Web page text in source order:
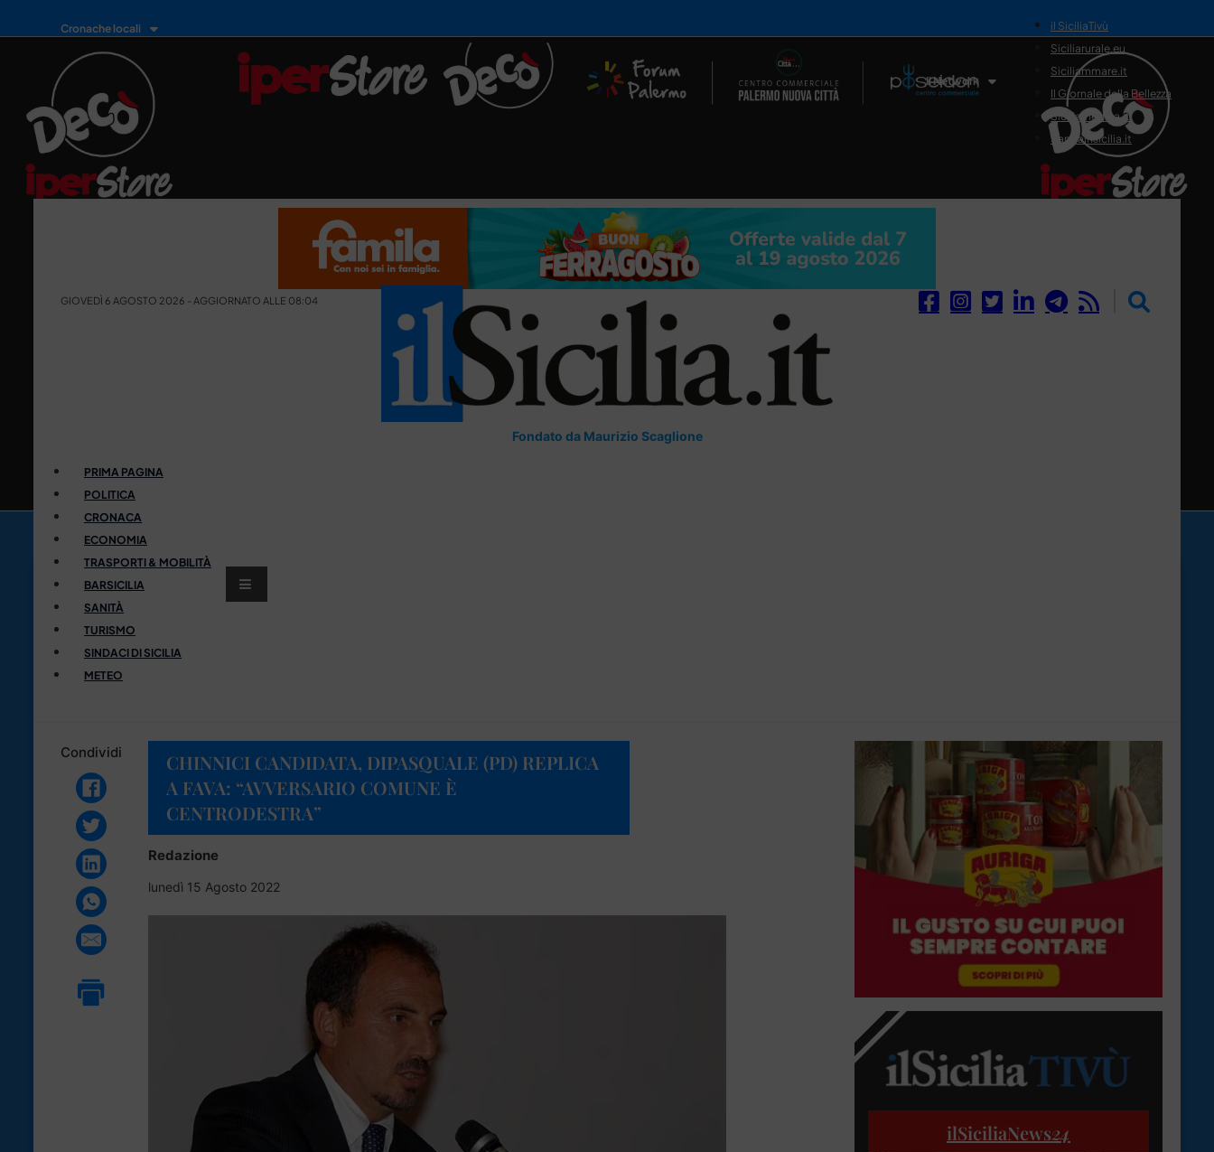
Cronache locali
Il Network
il SiciliaTivù
Siciliarurale.eu
Siciliammare.it
Il Giornale della Bellezza
Siciliamedica.it
Sanitainsicilia.it
GIOVEDÌ 6 AGOSTO 2026 - AGGIORNATO ALLE 08:04
Fondato da Maurizio Scaglione
PRIMA PAGINA
POLITICA
CRONACA
ECONOMIA
TRASPORTI & MOBILITÀ
BARSICILIA
SANITÀ
TURISMO
SINDACI DI SICILIA
METEO
Condividi
CHINNICI CANDIDATA, DIPASQUALE (PD) REPLICA
A FAVA: “AVVERSARIO COMUNE È
CENTRODESTRA”
Redazione
lunedì 15 Agosto 2022
ilSiciliaNews24